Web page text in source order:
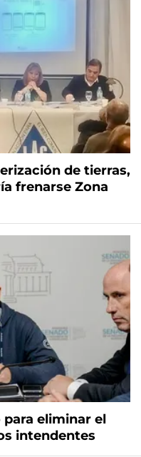
de tierras,
frenarse Zona
eliminar el
intendentes